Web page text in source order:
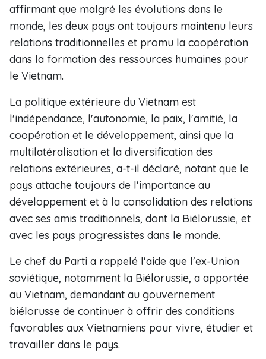
affirmant que malgré les évolutions dans le
monde, les deux pays ont toujours maintenu leurs
relations traditionnelles et promu la coopération
dans la formation des ressources humaines pour
le Vietnam.
La politique extérieure du Vietnam est
l'indépendance, l'autonomie, la paix, l'amitié, la
coopération et le développement, ainsi que la
multilatéralisation et la diversification des
relations extérieures, a-t-il déclaré, notant que le
pays attache toujours de l'importance au
développement et à la consolidation des relations
avec ses amis traditionnels, dont la Biélorussie, et
avec les pays progressistes dans le monde.
Le chef du Parti a rappelé l'aide que l'ex-Union
soviétique, notamment la Biélorussie, a apportée
au Vietnam, demandant au gouvernement
biélorusse de continuer à offrir des conditions
favorables aux Vietnamiens pour vivre, étudier et
travailler dans le pays.